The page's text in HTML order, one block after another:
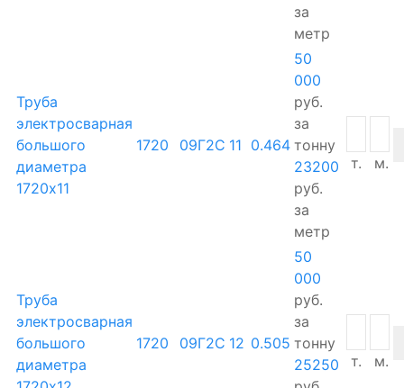
за
метр
Труба
электросварная
большого
диаметра
1720х11
1720 09Г2С 11 0.464
50
000
руб.
за
тонну
23200
руб.
за
метр
т. м.
Труба
электросварная
большого
диаметра
1720 09Г2С 12 0.505
50
000
руб.
за
тонну
25250
т. м.